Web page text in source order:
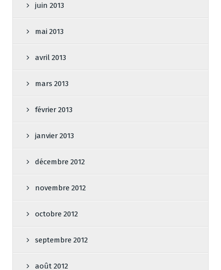
juin 2013
mai 2013
avril 2013
mars 2013
février 2013
janvier 2013
décembre 2012
novembre 2012
octobre 2012
septembre 2012
août 2012